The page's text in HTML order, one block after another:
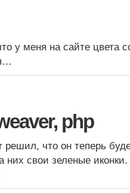
у меня на сайте цвета
php
решил, что он теперь
них свои зеленые иконки.